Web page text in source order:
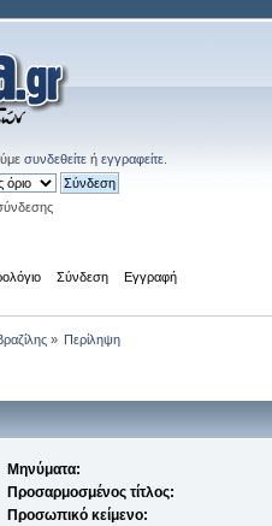
συνδεθείτε ή εγγραφείτε
Σύνδεση Εγγραφή
» Περίληψη
Μηνύματα:
Προσαρμοσμένος τίτλος:
Προσωπικό κείμενο: